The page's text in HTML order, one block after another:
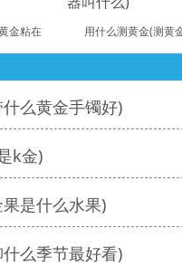
金粘在 用什么测黄金(测黄
么黄金手镯好)
k金)
是什么水果)
么季节最好看)